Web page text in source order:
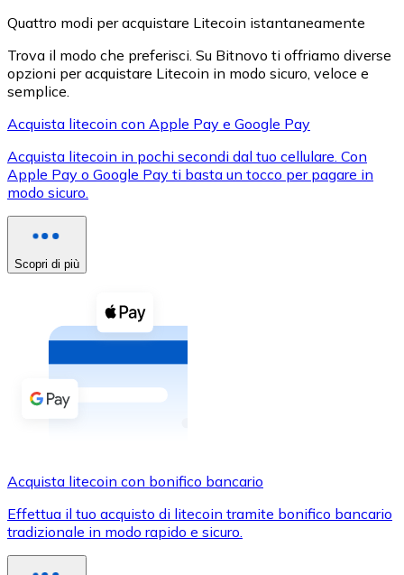
XRP
XRP
Vedi tutto
Buoni cripto
Acquista criptovalute in contanti e altri mezzi di
Acquista con contanti
Bonifico SEPA
Usa le carte Visa e Mastercard per acquistare
Acquista con carta
Quattro modi per acquistare Litecoin istantaneamente
Trova il modo che preferisci. Su Bitnovo ti offriamo diverse
opzioni per acquistare Litecoin in modo sicuro, veloce e
semplice.
Acquista litecoin con Apple Pay e Google Pay
Acquista litecoin in pochi secondi dal tuo cellulare. Con
Apple Pay o Google Pay ti basta un tocco per pagare in
modo sicuro.
Scopri di più
Acquista litecoin con bonifico bancario
Effettua il tuo acquisto di litecoin tramite bonifico bancario
tradizionale in modo rapido e sicuro.